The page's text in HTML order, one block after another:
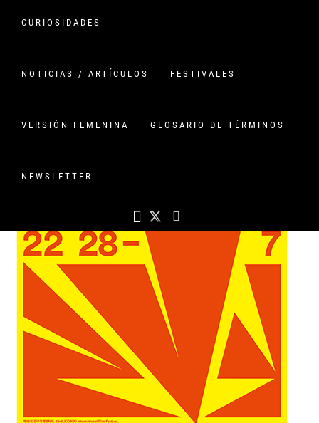
CURIOSIDADES
NOTICIAS / ARTÍCULOS FESTIVALES
VERSIÓN FEMENINA GLOSARIO DE TÉRMINOS
NEWSLETTER